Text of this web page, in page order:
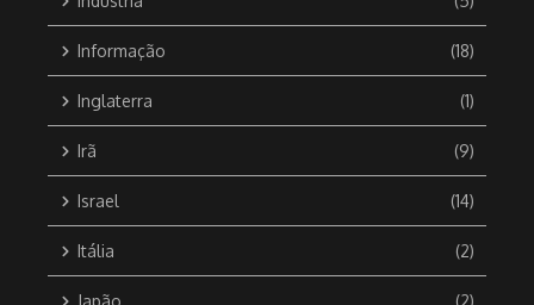
Informação (18)
Inglaterra (1)
Irã (9)
Israel (14)
Itália (2)
Japão (2)